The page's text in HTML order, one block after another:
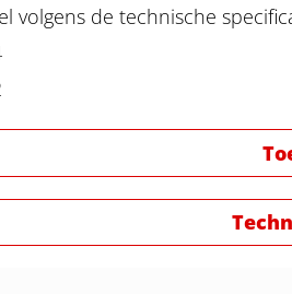
volgens de technische